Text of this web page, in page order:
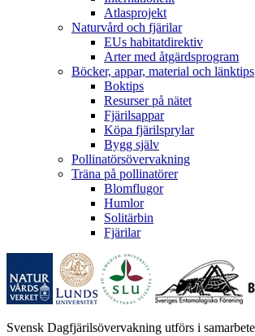
Atlasprojekt
Naturvård och fjärilar
EUs habitatdirektiv
Arter med åtgärdsprogram
Böcker, appar, material och länktips
Boktips
Resurser på nätet
Fjärilsappar
Köpa fjärilsprylar
Bygg själv
Pollinatörsövervakning
Träna på pollinatörer
Blomflugor
Humlor
Solitärbin
Fjärilar
Svensk Dagfjärilsövervakning utförs i